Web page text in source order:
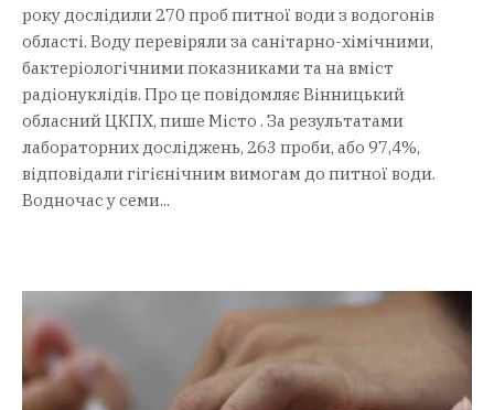
року дослідили 270 проб питної води з водогонів
області. Воду перевіряли за санітарно-хімічними,
бактеріологічними показниками та на вміст
радіонуклідів. Про це повідомляє Вінницький
обласний ЦКПХ, пише Місто . За результатами
лабораторних досліджень, 263 проби, або 97,4%,
відповідали гігієнічним вимогам до питної води.
Водночас у семи...